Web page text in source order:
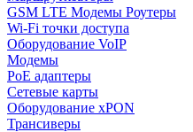
GSM LTE Модемы Роутеры
Wi-Fi точки доступа
Оборудование VoIP
Модемы
PoE адаптеры
Сетевые карты
Оборудование xPON
Трансиверы